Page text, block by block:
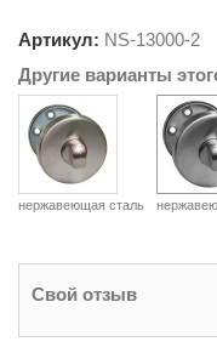
Артикул: NS-13000-2
Другие варианты
нержавеющая сталь
Свой отзыв